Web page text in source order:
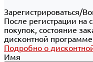
Зарегистрироваться/
После регистрации на
покупок, состояние
дисконтной программе
Подробно о
Имя